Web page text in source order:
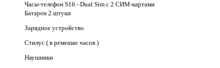
Часы-телефон S16 - Dual Sim с 2 СИМ-картами
Батареи 2 штуки
Зарядное устройство
Стилус ( в ремешке часов )
Наушники